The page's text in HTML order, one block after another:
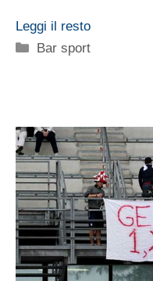
Leggi il resto
Categorie
Bar sport